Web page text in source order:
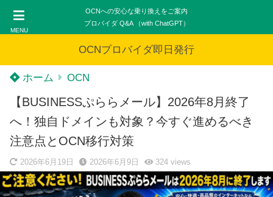
MENU
OCNへの安心な乗り換えをご案内
プロバイダ Q&A （with ChatGPT）
OCNプロバイダ即日発行
ホーム OCN
【BUSINESSぷららメール】2026年8月終了
へ！独自ドメインも対象？今すぐ進めるべき
注意点とOCN移行対策
2026年6月19日 2026年6月9日 324views